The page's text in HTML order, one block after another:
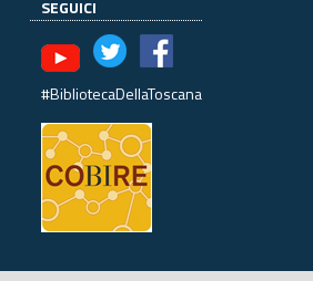
SEGUICI
#BibliotecaDellaToscana